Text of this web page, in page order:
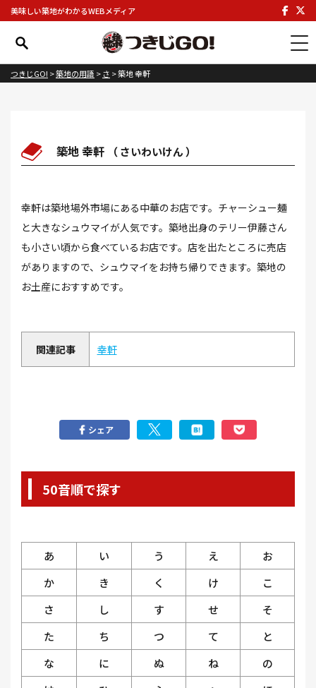
美味しい築地がわかるWEBメディア
つきじGO! >築地の用語 >さ >築地 幸軒
築地 幸軒 さいわいけん
幸軒は築地場外市場にある中華のお店です。チャーシュー麺
と大きなシュウマイが人気です。築地出身のテリー伊藤さん
も小さい頃から食べているお店です。店を出たところに売店
がありますので、シュウマイをお持ち帰りできます。築地の
お土産におすすめです。
関連記事 幸軒
シェア
50音順で探す
あ い う え
お
か
き く け
こ
さ
し す せ
そ
た
ち つ て
と
な
に ぬ ね
の